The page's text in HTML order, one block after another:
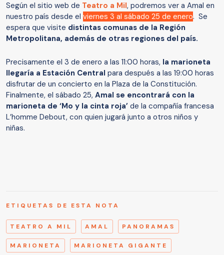
Según el sitio web de Teatro a Mil, podremos ver a Amal en
nuestro país desde el viernes 3 al sábado 25 de enero. Se
espera que visite distintas comunas de la Región
Metropolitana, además de otras regiones del país.
Precisamente el 3 de enero a las 11:00 horas, la marioneta
llegaría a Estación Central para después a las 19:00 horas
disfrutar de un concierto en la Plaza de la Constitución.
Finalmente, el sábado 25, Amal se encontrará con la
marioneta de ‘Mo y la cinta roja’ de la compañía francesa
L’homme Debout, con quien jugará junto a otros niños y
niñas.
ETIQUETAS DE ESTA NOTA
TEATRO A MIL AMAL PANORAMAS
MARIONETA MARIONETA GIGANTE